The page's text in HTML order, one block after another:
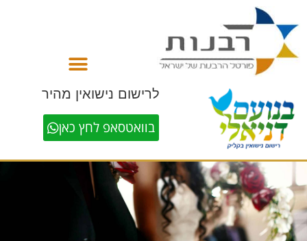
לרישום נישואין מהיר
בוואטסאפ לחץ כאן